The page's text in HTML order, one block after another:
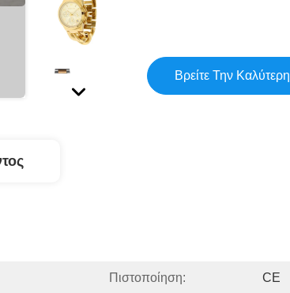
Βρείτε Την
Πιστοποίηση: CE